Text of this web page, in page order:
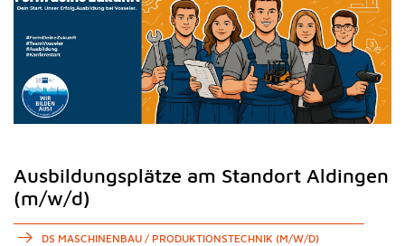
Ausbildungsplätze am Standort Aldingen
(m/w/d)
DS MASCHINENBAU / PRODUKTIONSTECHNIK (M/W/D)